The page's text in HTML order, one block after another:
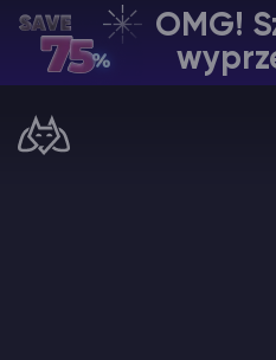
OMG!
PL | USD
Manage your servers &